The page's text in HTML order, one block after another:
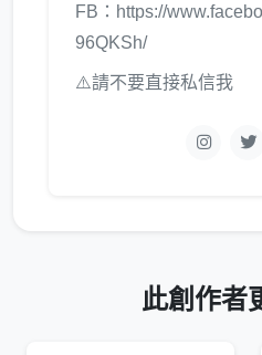
FB：https://
96QKSh/
⚠️請不要直接私信我
此創作者